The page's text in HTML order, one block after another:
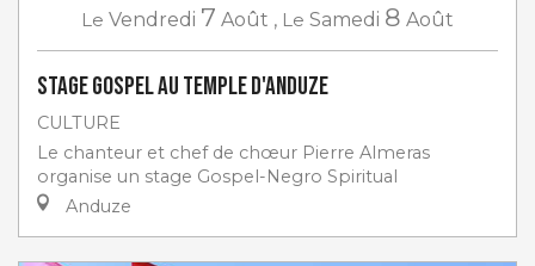
Le Vendredi 7 Août , Le Samedi 8 Août
Stage gospel au Temple d'Anduze
CULTURE
Le chanteur et chef de chœur Pierre Almeras
organise un stage Gospel-Negro Spiritual
Anduze